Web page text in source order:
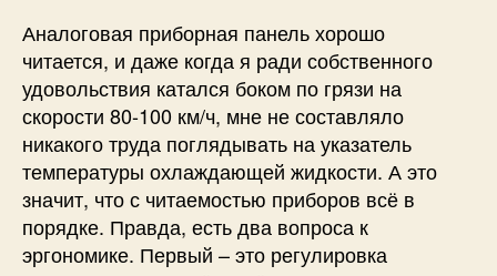
Аналоговая приборная панель хорошо
читается, и даже когда я ради собственного
удовольствия катался боком по грязи на
скорости 80-100 км/ч, мне не составляло
никакого труда поглядывать на указатель
температуры охлаждающей жидкости. А это
значит, что с читаемостью приборов всё в
порядке. Правда, есть два вопроса к
эргономике. Первый – это регулировка